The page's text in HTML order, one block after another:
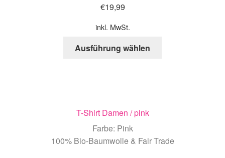
€19,99
inkl. MwSt.
Ausführung wählen
T-Shirt Damen / pink
Farbe: Pink
100% Bio-Baumwolle & Fair Trade